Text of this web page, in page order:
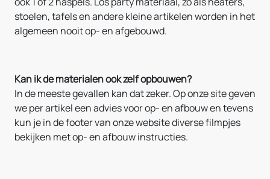
stoelen, tafels en andere kleine artikelen worden in het
algemeen nooit op- en afgebouwd.
Kan ik de materialen ook zelf opbouwen?
In de meeste gevallen kan dat zeker. Op onze site geven
we per artikel een advies voor op- en afbouw en tevens
kun je in de footer van onze website diverse filmpjes
bekijken met op- en afbouw instructies.